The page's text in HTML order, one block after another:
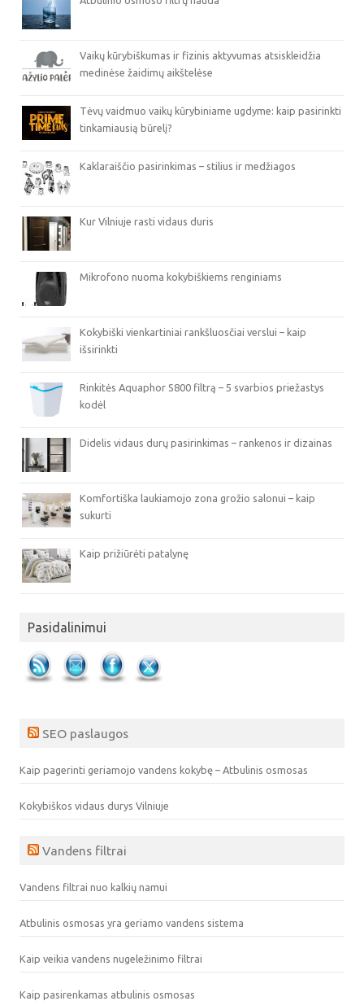
Vaikų kūrybiškumas ir fizinis aktyvumas atsiskleidžia
medinėse žaidimų aikštelėse
Tėvų vaidmuo vaikų kūrybiniame ugdyme: kaip pasirinkti
tinkamiausią būrelį?
Kaklaraiščio pasirinkimas – stilius ir medžiagos
Kur Vilniuje rasti vidaus duris
Mikrofono nuoma kokybiškiems renginiams
Kokybiški vienkartiniai rankšluosčiai verslui – kaip
išsirinkti
Rinkitės Aquaphor S800 filtrą – 5 svarbios priežastys
kodėl
Didelis vidaus durų pasirinkimas – rankenos ir dizainas
Komfortiška laukiamojo zona grožio salonui – kaip
sukurti
Kaip prižiūrėti patalynę
Pasidalinimui
SEO paslaugos
Kaip pagerinti geriamojo vandens kokybę – Atbulinis osmosas
Kokybiškos vidaus durys Vilniuje
Vandens filtrai
Vandens filtrai nuo kalkių namui
Atbulinis osmosas yra geriamo vandens sistema
Kaip veikia vandens nugeležinimo filtrai
Kaip pasirenkamas atbulinis osmosas